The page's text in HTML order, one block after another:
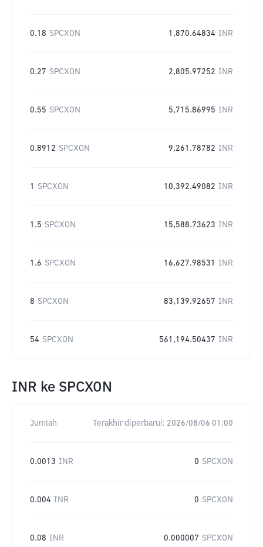
0.18 SPCXON 1,870.64834 INR
0.27 SPCXON 2,805.97252 INR
0.55 SPCXON 5,715.86995 INR
0.8912 SPCXON 9,261.78782 INR
1 SPCXON 10,392.49082 INR
1.5 SPCXON 15,588.73623 INR
1.6 SPCXON 16,627.98531 INR
8 SPCXON 83,139.92657 INR
54 SPCXON 561,194.50437 INR
INR ke SPCXON
Jumlah Terakhir diperbarui: 2026/08/06 01:00
0.0013 INR 0 SPCXON
0.004 INR 0 SPCXON
0.08 INR 0.000007 SPCXON